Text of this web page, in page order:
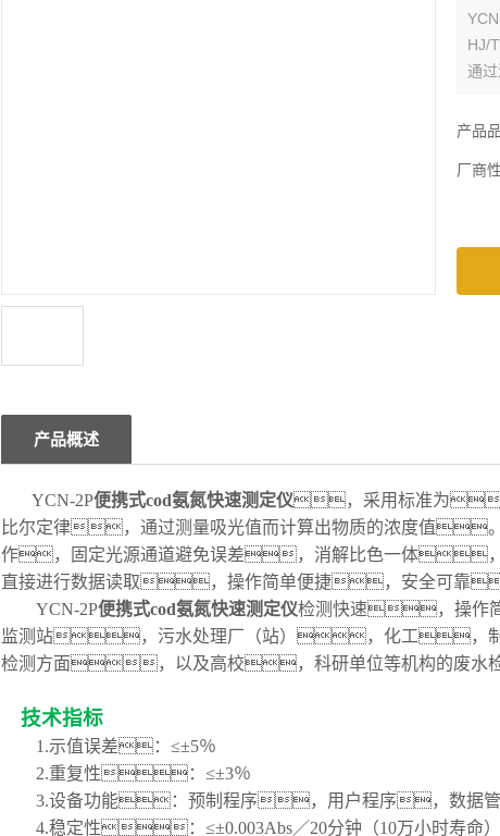
HJ/
通
产品
厂商
产品概述
YCN-2P便携式cod氨氮快速测定仪，采用标准为
比尔定律，通过测量吸光值而计算出物质的浓度值
作，固定光源通道避免误差，消解比色一体
直接进行数据读取，操作简单便捷，安全可靠
YCN-2P便携式cod氨氮快速测定仪检测快速， 操作
监测站， 污水处理厂（站） ， 化工，
检测方面，以及高校， 科研单位等机构的废水
技术指标
1.示值误差：≤±5％
2.重复性：≤±3％
3.设备功能： 预制程序，用户程序， 数据
4.稳定性：≤±0.003Abs／20分钟（10万小时寿命）